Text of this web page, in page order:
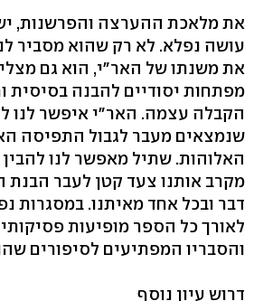
את מלאכת ההערצה והפרשנות,
עושה נפלא. לא רק שהוא מסביר
את משנתו של האר"י, הוא גם
מפתחות יסודיים להבנה בסיסית
הקבלה עצמה. האר"י איפשר לנו
שנמצאים מעבר לגבול התפיסה
האלוהות. שתיל מאפשר לנו
מקרב אותנו צעד קטן לעבר הבנת
דבר ובכל אחד מאיתנו. במסגרות
לאורך כל הספר מופיעות
והסבריו המפתיעים לסיפורים
דרוש עיון נוסף